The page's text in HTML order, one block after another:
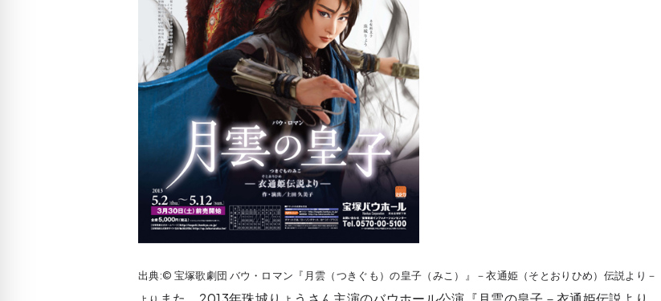
出典:© 宝塚歌劇団 バウ・ロマン『月雲（つきぐも）の皇子（みこ）』－衣通姫（そとおりひめ）伝説より－